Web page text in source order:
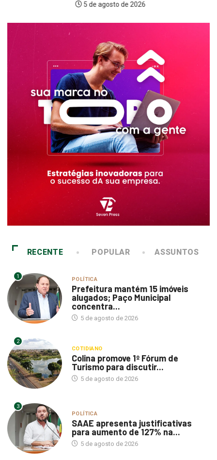
5 de agosto de 2026
RECENTE POPULAR ASSUNTOS
1 POLÍTICA
Prefeitura mantém 15 imóveis
alugados; Paço Municipal
concentra...
5 de agosto de 2026
2
COTIDIANO
Colina promove 1º Fórum de
Turismo para discutir...
5 de agosto de 2026
3
POLÍTICA
SAAE apresenta justificativas
para aumento de 127% na...
5 de agosto de 2026